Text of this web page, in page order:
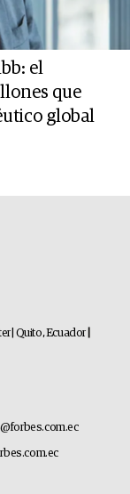
el
que
global
| Quito, Ecuador